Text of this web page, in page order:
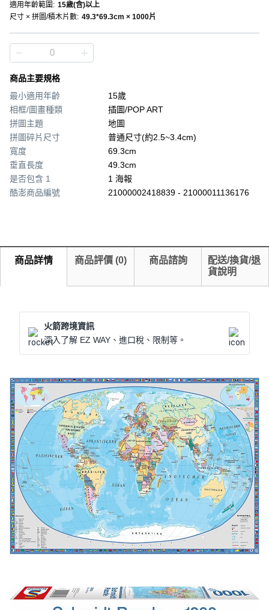
適用年齡範圍 : 15歲(含)以上
尺寸 × 拼圖/積木片數: 49.3*69.3cm × 1000片
商品主要規格
最小適用年齡
15歲
相框/圖畫種類
插圖/POP ART
拼圖主題
地圖
拼圖碎片尺寸
普通尺寸(約2.5~3.4cm)
寬度
69.3cm
垂直長度
49.3cm
是否包含 1
1 海報
酷澎商品編號
21000002418839 - 21000011136176
商品詳情 商品評價 (0) 商品諮詢
配送/換貨/退
貨說明
火箭跨境資訊
深入了解 EZ WAY、進口稅、限制等。